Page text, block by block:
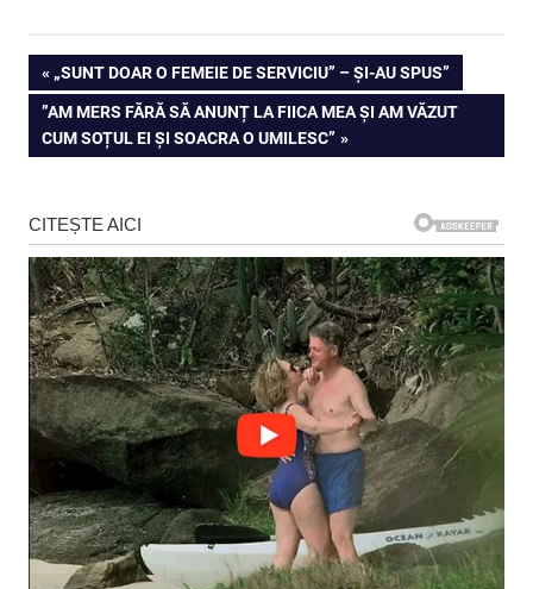
Navigare
în
articole
PREVIOUS
POST:
„SUNT DOAR O FEMEIE DE SERVICIU” – ȘI-AU SPUS”
NEXT
POST:
”AM MERS FĂRĂ SĂ ANUNȚ LA FIICA MEA ȘI AM VĂZUT
CUM SOȚUL EI ȘI SOACRA O UMILESC”